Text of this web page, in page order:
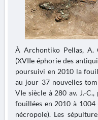
À Archontiko Pellas, A.
(XVIIe éphorie des
poursuivi en 2010 la
au jour 37 nouvelles
VIe siècle à 280 av. J.-
fouillées en 2010 à 1004
nécropole). Les